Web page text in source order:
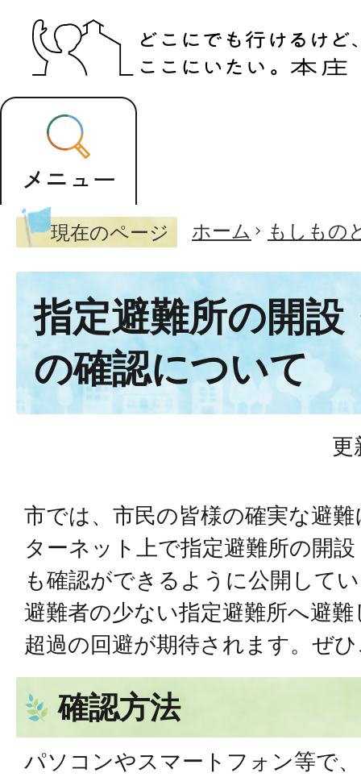
現在のページ ホーム もしもの
指定避難所の開設
の確認について
更
市では、市民の皆様の確実な避
ターネット上で指定避難所の開
も確認ができるように公開して
避難者の少ない指定避難所へ避
超過の回避が期待されます。ぜ
確認方法
パソコンやスマートフォン等で